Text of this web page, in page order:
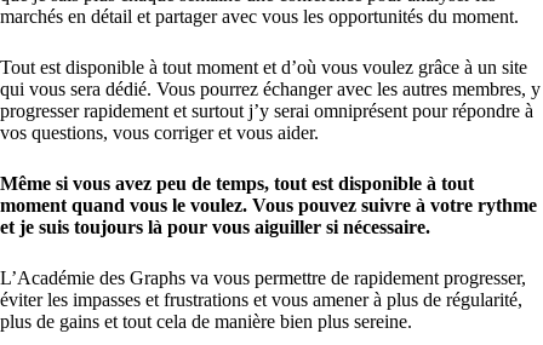
marchés en détail et partager avec vous les opportunités du moment.
Tout est disponible à tout moment et d’où vous voulez grâce à un site
qui vous sera dédié. Vous pourrez échanger avec les autres membres, y
progresser rapidement et surtout j’y serai omniprésent pour répondre à
vos questions, vous corriger et vous aider.
Même si vous avez peu de temps, tout est disponible à tout
moment quand vous le voulez. Vous pouvez suivre à votre rythme
et je suis toujours là pour vous aiguiller si nécessaire.
L’Académie des Graphs va vous permettre de rapidement progresser,
éviter les impasses et frustrations et vous amener à plus de régularité,
plus de gains et tout cela de manière bien plus sereine.